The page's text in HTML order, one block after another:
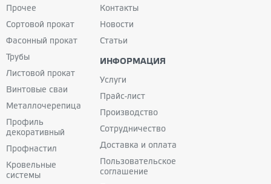
Прочее
Сортовой прокат
Фасонный прокат
Трубы
Листовой прокат
Винтовые сваи
Металлочерепица
Профиль
декоративный
Профнастил
Кровельные
системы
Контакты
Новости
Статьи
ИНФОРМАЦИЯ
Услуги
Прайс-лист
Производство
Сотрудничество
Доставка и оплата
Пользовательское
соглашение